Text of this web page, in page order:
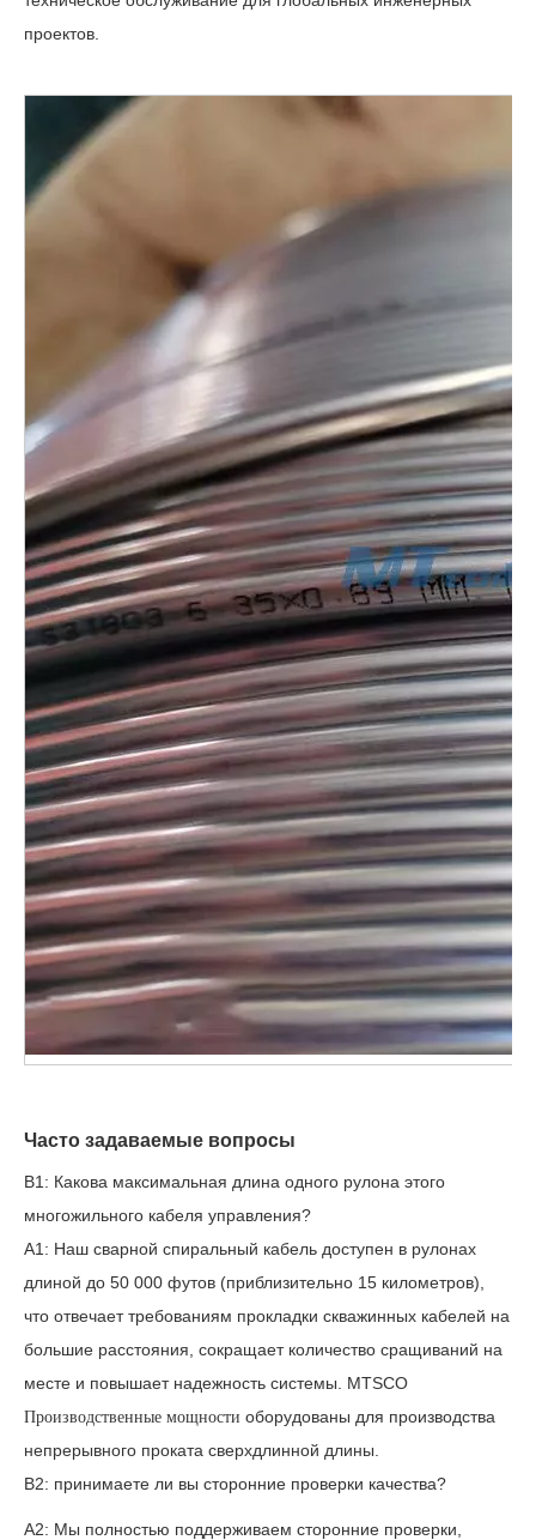
проектов.
Часто задаваемые вопросы
В1: Какова максимальная длина одного рулона этого
многожильного кабеля управления?
A1: Наш сварной спиральный кабель доступен в рулонах
длиной до 50 000 футов (приблизительно 15 километров),
что отвечает требованиям прокладки скважинных кабелей на
большие расстояния, сокращает количество сращиваний на
месте и повышает надежность системы. MTSCO
Производственные мощности оборудованы для производства
непрерывного проката сверхдлинной длины.
В2: принимаете ли вы сторонние проверки качества?
A2: Мы полностью поддерживаем сторонние проверки,